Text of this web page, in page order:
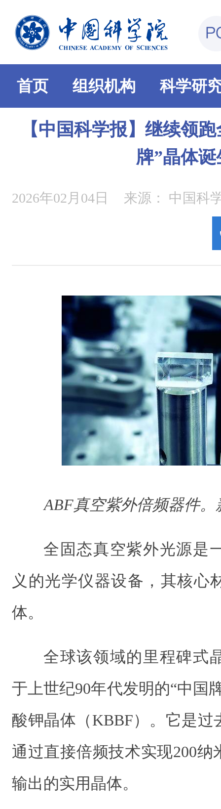
首页 组织机构 科学研
【中国科学报】继续领
牌”晶体诞
2026年02月04日 来源： 中国科
ABF真空紫外倍频器件
全固态真空紫外光源是
义的光学仪器设备，其核心
体。
全球该领域的里程碑式
于上世纪90年代发明的“中
酸钾晶体（KBBF）。它是过
通过直接倍频技术实现200
输出的实用晶体。